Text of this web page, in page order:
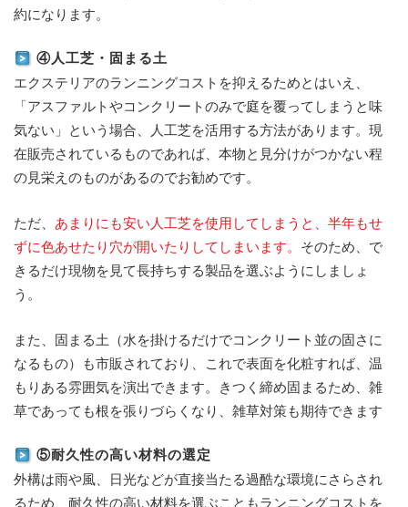
約になります。
④人工芝・固まる土
エクステリアのランニングコストを抑えるためとはいえ、
「アスファルトやコンクリートのみで庭を覆ってしまうと味
気ない」という場合、人工芝を活用する方法があります。現
在販売されているものであれば、本物と見分けがつかない程
の見栄えのものがあるのでお勧めです。
ただ、 あまりにも安い人工芝を使用してしまうと、半年もせ
ずに色あせたり穴が開いたりしてしまいます。 そのため、で
きるだけ現物を見て長持ちする製品を選ぶようにしましょ
う。
また、固まる土（水を掛けるだけでコンクリート並の固さに
なるもの）も市販されており、これで表面を化粧すれば、温
もりある雰囲気を演出できます。きつく締め固まるため、雑
草であっても根を張りづらくなり、雑草対策も期待できます
⑤耐久性の高い材料の選定
外構は雨や風、日光などが直接当たる過酷な環境にさらされ
るため、耐久性の高い材料を選ぶこともランニングコストを